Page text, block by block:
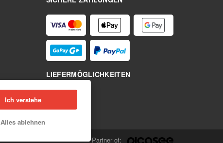
LIEFERMÖGLICHKEITEN
Partner of:
Ich verstehe
Alles ablehnen